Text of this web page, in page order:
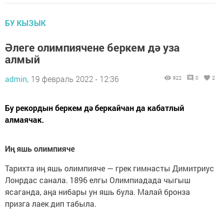
БУ КЫЗЫК
Әлеге олимпиячене беркем дә уза
алмый
admin, 19 февраль 2022 - 12:36 922 0 2
Бу рекордын беркем дә беркайчан да кабатлый
алмаячак.
Иң яшь олимпияче
Тарихта иң яшь олимпияче — грек гимнасты Димитриус
Лонрдас санала. 1896 елгы Олимпиадада чыгыш
ясаганда, аңа нибары ун яшь була. Малай бронза
призга лаек дип табыла.